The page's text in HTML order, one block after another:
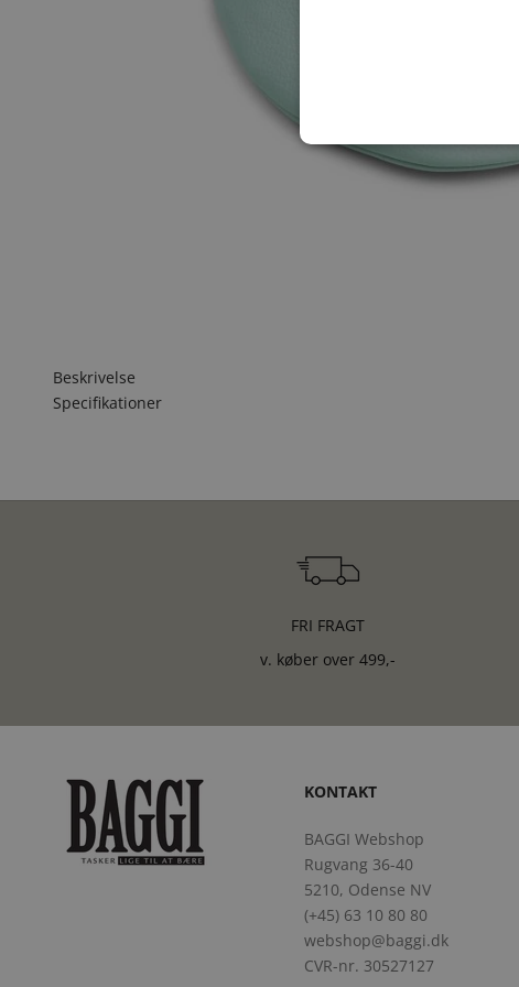
Beskrivelse
Specifikationer
FRI FRAGT
v. køber over 499,-
KONTAKT
BAGGI Webshop
Rugvang 36-40
5210, Odense NV
(+45) 63 10 80 80
webshop@baggi.dk
CVR-nr. 30527127